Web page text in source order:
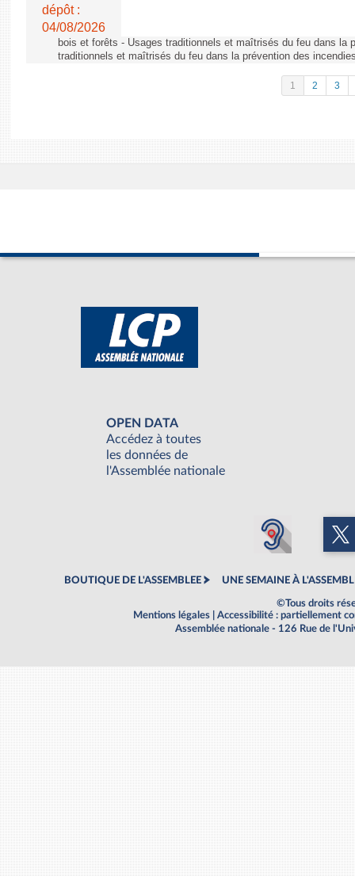
dépôt :
04/08/2026
bois et forêts - Usages traditionnels et maîtrisés du feu dans la
traditionnels et maîtrisés du feu dans la prévention des
1 2 3
OPEN DATA
Accédez à toutes
les données de
l'Assemblée nationale
BOUTIQUE DE L'ASSEMBLEE UNE SEMAINE À
©Tous droits
Mentions légales
Accessibilité : partiellement
Assemblée nationale - 126 Rue de